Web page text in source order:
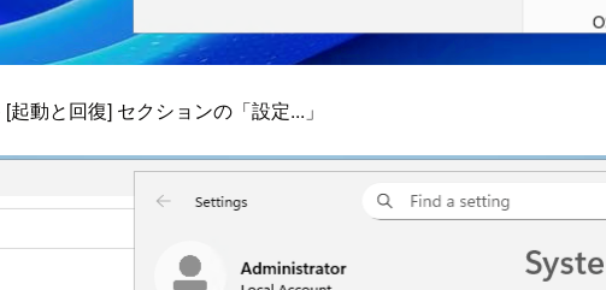
動と回復] セクションの「設定...」